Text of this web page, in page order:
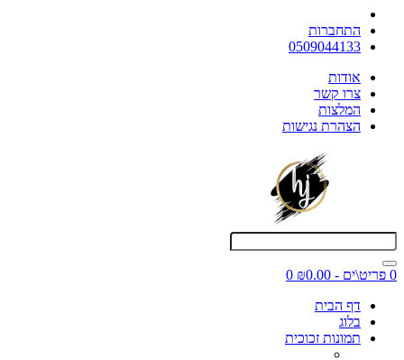
התחברות
0509044133
אודות
צרו קשר
המלצות
הצהרת נגישות
0 פריט\ים - ₪0.00
0
דף הבית
בלוג
תמונות זכוכית